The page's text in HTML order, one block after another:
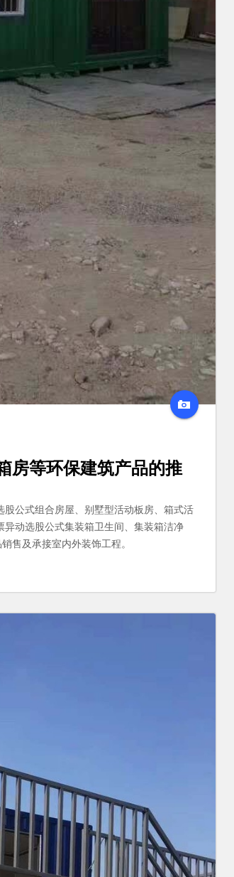
房等环保建筑产品的推
公式组合房屋、别墅型活动板房、箱式活
动选股公式集装箱卫生间、集装箱洁净
售及承接室内外装饰工程。